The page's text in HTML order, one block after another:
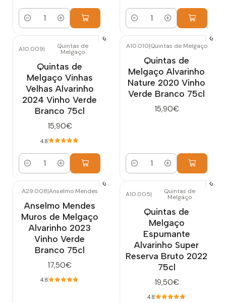
Quantidade Quantidade
A10.009| Quintas de
Melgaço
Quintas de
Melgaço Vinhas
Velhas Alvarinho
2024 Vinho Verde
Branco 75cl
15,90€
4.8
Quantidade
A10.010|Quintas de Melgaço
Quintas de
Melgaço Alvarinho
Nature 2020 Vinho
Verde Branco 75cl
15,90€
Quantidade
A29.008|Anselmo Mendes
Anselmo Mendes
Muros de Melgaço
Alvarinho 2023
Vinho Verde
Branco 75cl
17,50€
4.8
A10.005| Quintas de
Melgaço
Quintas de
Melgaço
Espumante
Alvarinho Super
Reserva Bruto 2022
75cl
19,50€
4.8